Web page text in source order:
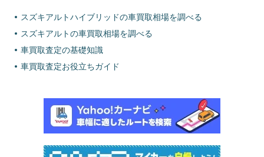
スズキアルトハイブリッドの車買取相場を調べる
スズキアルトの車買取相場を調べる
車買取査定の基礎知識
車買取査定お役立ちガイド